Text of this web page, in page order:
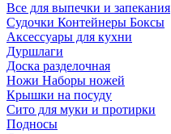
Все для выпечки и запекания
Судочки Контейнеры Боксы
Аксессуары для кухни
Дуршлаги
Доска разделочная
Ножи Наборы ножей
Крышки на посуду
Сито для муки и протирки
Подносы